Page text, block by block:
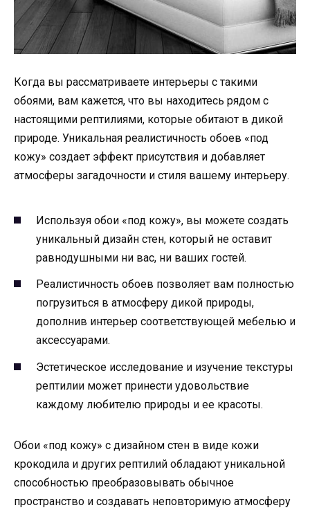
Когда вы рассматриваете интерьеры с такими
обоями, вам кажется, что вы находитесь рядом с
настоящими рептилиями, которые обитают в дикой
природе. Уникальная реалистичность обоев «под
кожу» создает эффект присутствия и добавляет
атмосферы загадочности и стиля вашему интерьеру.
Используя обои «под кожу», вы можете создать
уникальный дизайн стен, который не оставит
равнодушными ни вас, ни ваших гостей.
Реалистичность обоев позволяет вам полностью
погрузиться в атмосферу дикой природы,
дополнив интерьер соответствующей мебелью и
аксессуарами.
Эстетическое исследование и изучение текстуры
рептилии может принести удовольствие
каждому любителю природы и ее красоты.
Обои «под кожу» с дизайном стен в виде кожи
крокодила и других рептилий обладают уникальной
способностью преобразовывать обычное
пространство и создавать неповторимую атмосферу